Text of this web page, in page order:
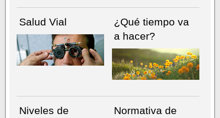
Salud Vial
¿Qué tiempo va
a hacer?
Niveles de
Normativa de